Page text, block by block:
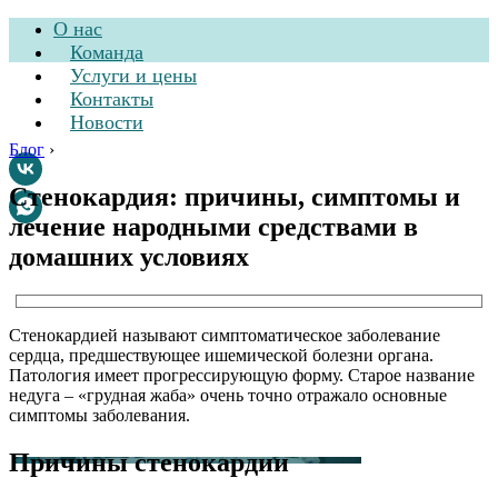
О нас
Команда
Услуги и цены
Контакты
Новости
Стоматологическая
клиника
Блог ›
Стенокардия: причины, симптомы и
лечение народными средствами в
домашних условиях
Стенокардией называют симптоматическое заболевание
сердца, предшествующее ишемической болезни органа.
Патология имеет прогрессирующую форму. Старое название
недуга – «грудная жаба» очень точно отражало основные
симптомы заболевания.
Причины стенокардии